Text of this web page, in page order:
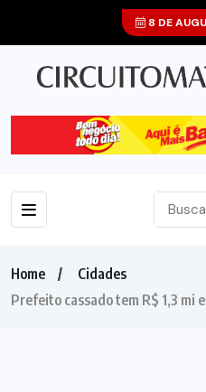
8 DE
Home
Cidades
Prefeito cassado tem R$ 1,3 mi